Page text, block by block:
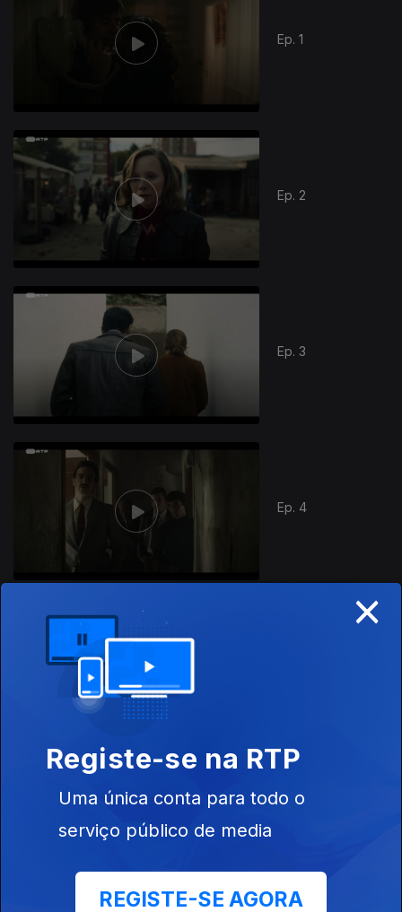
Ep. 1
Ep. 2
Ep. 3
Ep. 4
×
Registe-se na RTP
Uma única conta para todo o
serviço público de media
REGISTE-SE AGORA